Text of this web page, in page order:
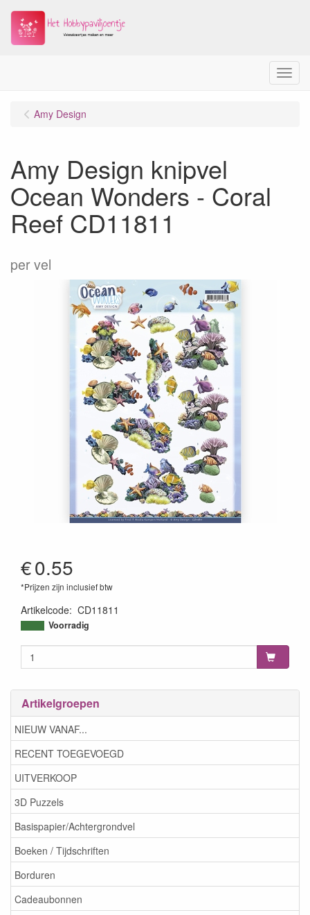
Menu
Artikelgroepen
NIEUW VANAF...
RECENT TOEGEVOEGD
UITVERKOOP
3D Puzzels
Basispapier/Achtergrondvel
Boeken / Tijdschriften
Borduren
Cadeaubonnen
Amy Design
Amy Design knipvel
Ocean Wonders - Coral
Reef CD11811
per vel
€0.55
*Prijzen zijn inclusief btw
Artikelcode: CD11811
8718715115385
Voorradig